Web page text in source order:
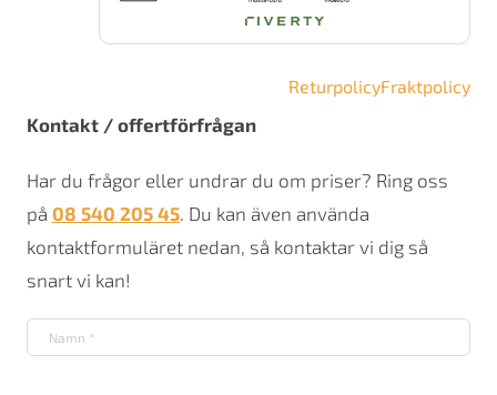
ReturpolicyFraktpolicy
Kontakt / offertförfrågan
Har du frågor eller undrar du om priser? Ring oss
på 08 540 205 45. Du kan även använda
kontaktformuläret nedan, så kontaktar vi dig så
snart vi kan!